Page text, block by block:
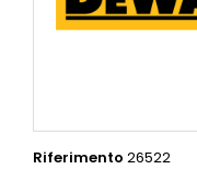
Riferimento 26522